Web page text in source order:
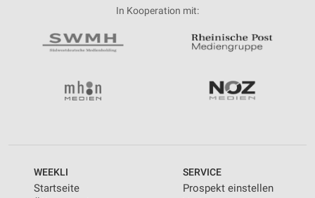
In Kooperation mit:
WEEKLI
Startseite
SERVICE
Prospekt einstellen